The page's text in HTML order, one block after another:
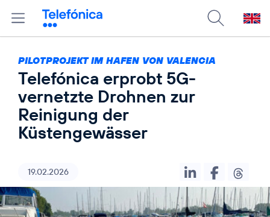
PILOTPROJEKT IM HAFEN VON VALENCIA
Telefónica erprobt 5G-
vernetzte Drohnen zur
Reinigung der
Küstengewässer
19.02.2026